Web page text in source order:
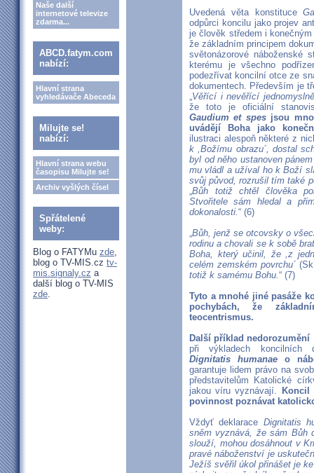
Naše další
internetové televize
zdarma...
ABCD.fatym.com
nabízí:
Hlavní strana
vyhledávače Abeceda
Milujte se!
nabízí:
Hlavní strana webu
časopisu Milujte se!
Archiv vyšlých čísel
Spřátelené
weby:
Blog o FATYMu zde,
blog o TV-MIS.cz tv-
mis.signaly.cz a
další blog o TV-MIS
zde.
Uvedená věta konstituce
odpůrci koncilu jako projev
je člověk středem i
že základním principem
světonázorové náboženské
kterému je všechno
podezřívat koncilní otce ze
dokumentech. Především je
„Věřící i nevěřící
že toto je oficiální
Gaudium et spesjsou
uvádějí Boha jako
ilustraci alespoň některé z
k ,Božímu obrazu´, dostal
byl od něho ustanoven
mu vládl a užíval ho k Boží
svůj původ, rozrušil tím také
„Bůh totiž chtěl člověka
Stvořitele sám hledal a
dokonalosti.“ (6)
„Bůh, jenž se otcovsky o
rodinu a chovali se k sobě
Boha, který učinil, že ,z
celém zemském povrchu´
totiž k samému Bohu.“ (7)
Tyto a mnohé jiné pasáže
pochybách, že
teocentrismus.
Další příklad nedorozumění
při výkladech koncilních
Dignitatis humanae o
garantuje lidem právo na
představitelům Katolické
jakou víru vyznávají.
Koncil
povinnost poznávat
Vždyť deklarace Dignitatis
sněm vyznává, že sám Bůh
slouží, mohou dosáhnout v
pravé náboženství je
Ježíš svěřil úkol přinášet je